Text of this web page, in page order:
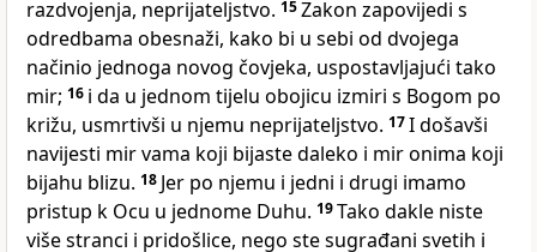
razdvojenja, neprijateljstvo. 15Zakon zapovijedi s
odredbama obesnaži, kako bi u sebi od dvojega
načinio jednoga novog čovjeka, uspostavljajući tako
mir; 16 i da u jednom tijelu obojicu izmiri s Bogom po
križu, usmrtivši u njemu neprijateljstvo. 17I došavši
navijesti mir vama koji bijaste daleko i mir onima koji
bijahu blizu. 18 Jer po njemu i jedni i drugi imamo
pristup k Ocu u jednome Duhu. 19Tako dakle niste
više stranci i pridošlice, nego ste sugrađani svetih i